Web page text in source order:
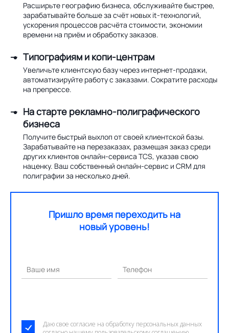
Расширьте географию бизнеса, обслуживайте быстрее,
зарабатывайте больше за счёт новых it-технологий,
ускорения процессов расчёта стоимости, экономии
времени на приём и обработку заказов.
Типографиям и копи-центрам
Увеличьте клиентскую базу через интернет-продажи,
автоматизируйте работу с заказами. Сократите расходы
на препрессе.
На старте рекламно-полиграфического
бизнеса
Получите быстрый выхлоп от своей клиентской базы.
Зарабатывайте на перезаказах, размещая заказ среди
других клиентов онлайн-сервиса TCS, указав свою
наценку. Ваш собственный онлайн-сервис и CRM для
полиграфии за несколько дней.
Пришло время переходить на
новый уровень!
Ваше имя Телефон
Даю свое согласие на обработку персональных данных